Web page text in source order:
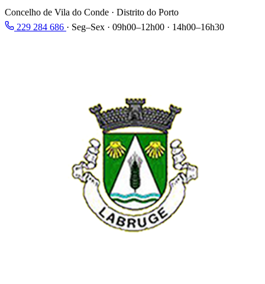
Concelho de Vila do Conde · Distrito do Porto
229 284 686 · Seg–Sex · 09h00–12h00 · 14h00–16h30